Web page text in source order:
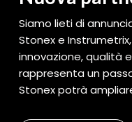
Siamo lieti di
Stonex e
innovazione, qualità
rappresenta un
Stonex potrà